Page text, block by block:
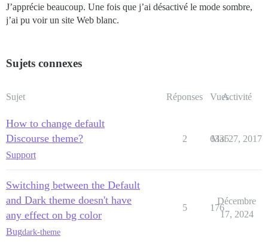
J’apprécie beaucoup. Une fois que j’ai désactivé le mode sombre,
j’ai pu voir un site Web blanc.
Sujets connexes
Sujet Réponses VuesActivité
How to change default
Discourse theme?
Support
2 6335
Mai 27, 2017
Switching between the Default
and Dark theme doesn't have
any effect on bg color
Bugdark-theme
5 176
Décembre
17, 2024